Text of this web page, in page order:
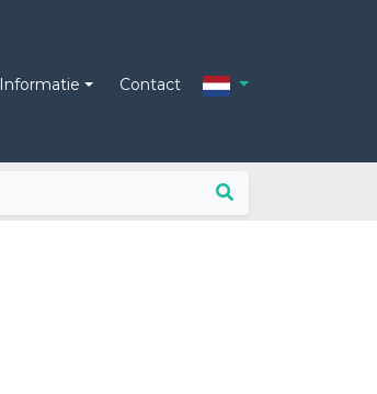
Informatie Contact